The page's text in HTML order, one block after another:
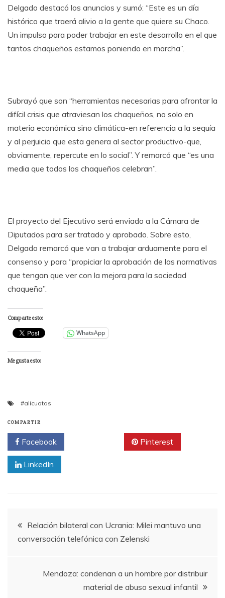
Delgado destacó los anuncios y sumó: “Este es un día
histórico que traerá alivio a la gente que quiere su Chaco.
Un impulso para poder trabajar en este desarrollo en el que
tantos chaqueños estamos poniendo en marcha”.
Subrayó que son “herramientas necesarias para afrontar la
difícil crisis que atraviesan los chaqueños, no solo en
materia económica sino climática-en referencia a la sequía
y al perjuicio que esta genera al sector productivo-que,
obviamente, repercute en lo social”. Y remarcó que “es una
media que todos los chaqueños celebran”.
El proyecto del Ejecutivo será enviado a la Cámara de
Diputados para ser tratado y aprobado. Sobre esto,
Delgado remarcó que van a trabajar arduamente para el
consenso y para “propiciar la aprobación de las normativas
que tengan que ver con la mejora para la sociedad
chaqueña”.
Comparte esto:
WhatsApp
Me gusta esto:
#alícuotas
COMPARTIR
Facebook Pinterest
LinkedIn
Navegación
de
entradas
Relación bilateral con Ucrania: Milei mantuvo una
conversación telefónica con Zelenski
Mendoza: condenan a un hombre por distribuir
material de abuso sexual infantil